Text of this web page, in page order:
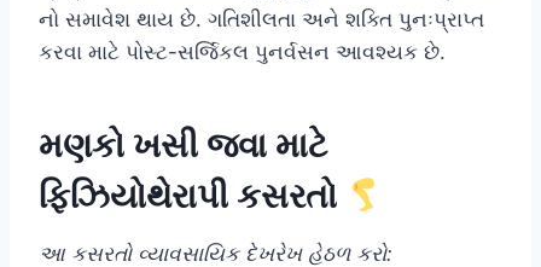
નો સમાવેશ થાય છે. ગતિશીલતા અને શક્તિ પુનઃપ્રાપ્ત
કરવા માટે પોસ્ટ-સર્જિકલ પુનર્વસન આવશ્યક છે.
મણકો ખસી જવા માટે
ફિઝિયોથેરાપી કસરતો
આ કસરતો વ્યાવસાયિક દેખરેખ હેઠળ કરો: